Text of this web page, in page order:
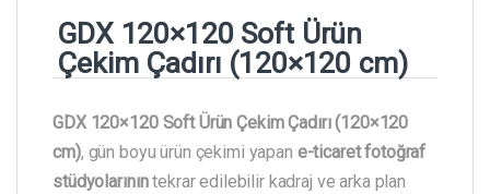
GDX 120×120 Soft Ürün
Çekim Çadırı (120×120 cm)
GDX 120×120 Soft Ürün Çekim Çadırı (120×120
cm), gün boyu ürün çekimi yapan e-ticaret fotoğraf
stüdyolarınıntekrar edilebilir kadraj ve arka plan